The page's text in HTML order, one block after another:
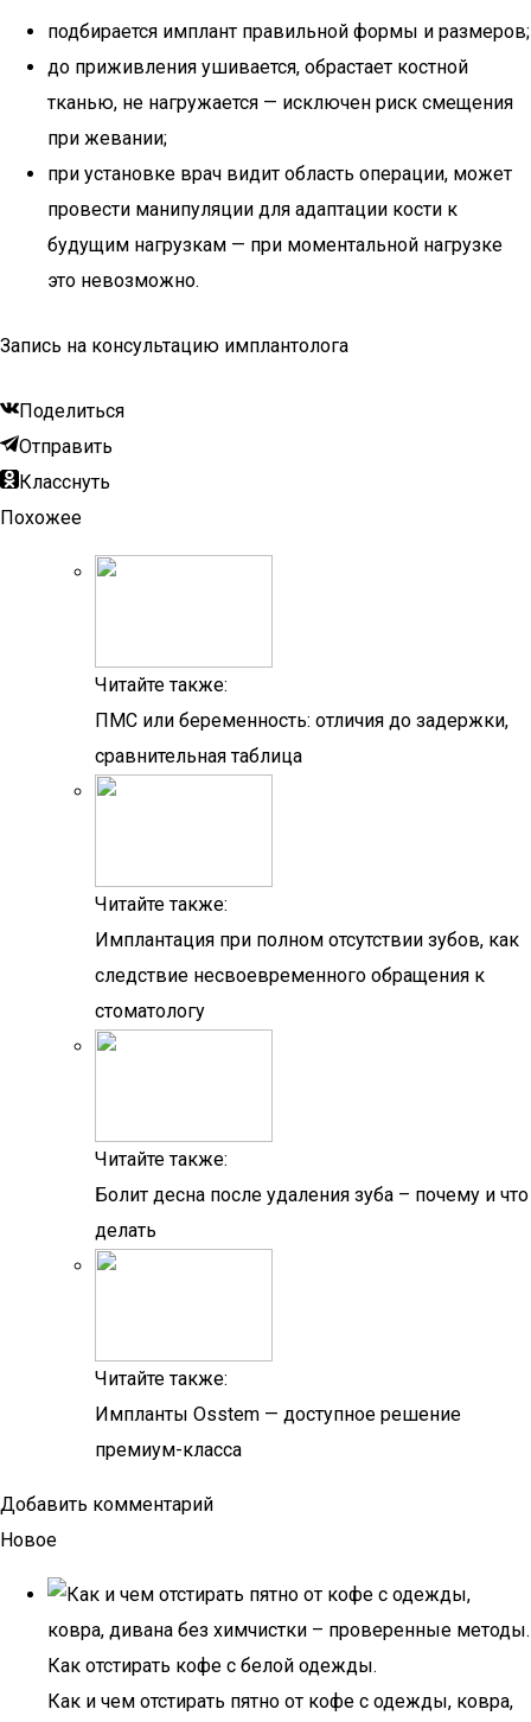
подбирается имплант правильной формы и размеров;
до приживления ушивается, обрастает костной
тканью, не нагружается — исключен риск смещения
при жевании;
при установке врач видит область операции, может
провести манипуляции для адаптации кости к
будущим нагрузкам — при моментальной нагрузке
это невозможно.
Запись на консультацию имплантолога
Поделиться
Отправить
Класснуть
Похожее
Читайте также:
ПМС или беременность: отличия до задержки,
сравнительная таблица
Читайте также:
Имплантация при полном отсутствии зубов, как
следствие несвоевременного обращения к
стоматологу
Читайте также:
Болит десна после удаления зуба – почему и что
делать
Читайте также:
Импланты Osstem — доступное решение
премиум-класса
Добавить комментарий
Новое
Как и чем отстирать пятно от кофе с одежды, ковра,